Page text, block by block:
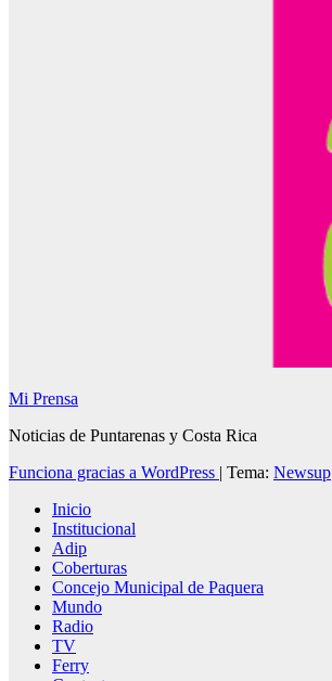
Mi Prensa
Noticias de Puntarenas y Costa Rica
Funciona gracias a WordPress | Tema: Newsup
Inicio
Institucional
Adip
Coberturas
Concejo Municipal de Paquera
Mundo
Radio
TV
Ferry